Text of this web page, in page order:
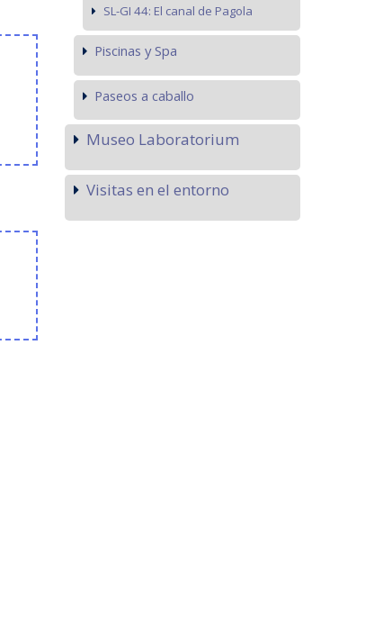
SL-GI 44: El canal de Pagola
Piscinas y Spa
Paseos a caballo
Museo Laboratorium
Visitas en el entorno